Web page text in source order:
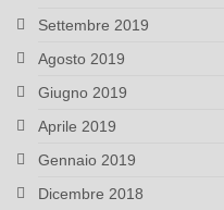
Settembre 2019
Agosto 2019
Giugno 2019
Aprile 2019
Gennaio 2019
Dicembre 2018